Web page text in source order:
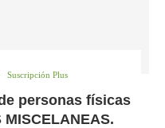
Suscripción Plus
personas físicas